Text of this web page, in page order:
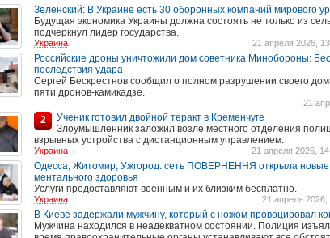
Зеленский: В Украине есть 30 оборонных компаний мирового
Будущая экономика Украины должна состоять не только из
подчеркнул лидер государства.
Украина 21 апреля 2026,
Российские дроны уничтожили дом советника Минобороны:
последствия удара
Сергей Бескрестнов сообщил о полном разрушении своего
пяти дронов-камикадзе.
21
2
Ученик готовил двойной теракт в Кременчуге
Злоумышленник заложил возле местного отделения
взрывных устройства с дистанционным управлением.
Украина 21 апреля 2026,
Одесса, Житомир, Ужгород: сеть ПОВЕРНЕННЯ открыла
ментального здоровья
Услуги предоставляют военным и их близким бесплатно.
Украина 21 апреля 2026,
В Киеве задержали мужчину, который с ножом провоцировал
Мужчина находился в неадекватном состоянии. Полиция